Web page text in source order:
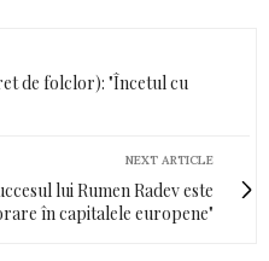
de folclor): "Încetul cu
NEXT ARTICLE
lui Rumen Radev este
în capitalele europene"